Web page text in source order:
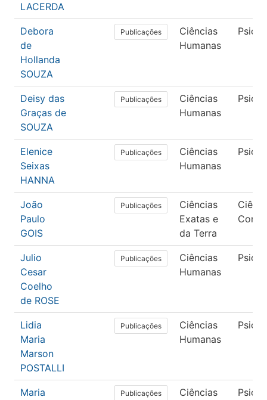
LACERDA
Debora
de
Hollanda
SOUZA
Publicações
Ciências
Humanas
Deisy das
Graças de
SOUZA
Publicações
Ciências
Humanas
Elenice
Seixas
HANNA
Publicações
Ciências
Humanas
João
Paulo
GOIS
Publicações
Ciências
Exatas e
da Terra
Julio
Cesar
Coelho
de ROSE
Publicações
Ciências
Humanas
Lidia
Maria
Marson
POSTALLI
Publicações
Ciências
Humanas
Maria
Publicações
Ciências